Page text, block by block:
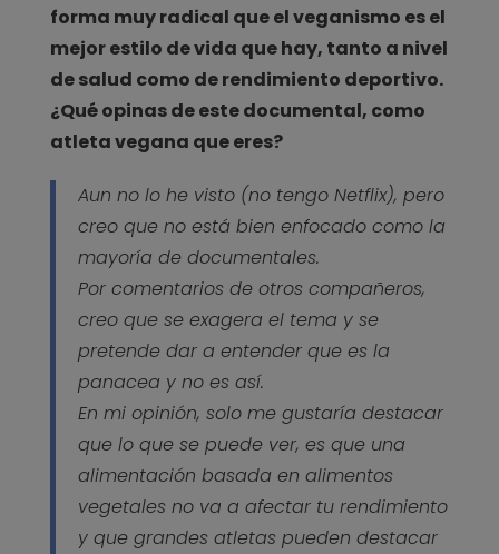
forma muy radical que el veganismo es el
mejor estilo de vida que hay, tanto a nivel
de salud como de rendimiento deportivo.
¿Qué opinas de este documental, como
atleta vegana que eres?
Aun no lo he visto (no tengo Netflix), pero
creo que no está bien enfocado como la
mayoría de documentales.
Por comentarios de otros compañeros,
creo que se exagera el tema y se
pretende dar a entender que es la
panacea y no es así.
En mi opinión, solo me gustaría destacar
que lo que se puede ver, es que una
alimentación basada en alimentos
vegetales no va a afectar tu rendimiento
y que grandes atletas pueden destacar